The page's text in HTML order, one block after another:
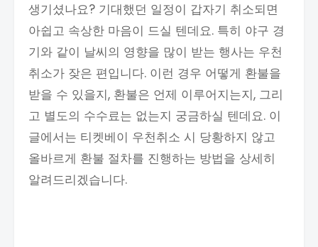
생기셨나요? 기대했던 일정이 갑자기 취소되면
아쉽고 속상한 마음이 드실 텐데요. 특히 야구 경
기와 같이 날씨의 영향을 많이 받는 행사는 우천
취소가 잦은 편입니다. 이런 경우 어떻게 환불을
받을 수 있을지, 환불은 언제 이루어지는지, 그리
고 별도의 수수료는 없는지 궁금하실 텐데요. 이
글에서는 티켓베이 우천취소 시 당황하지 않고
올바르게 환불 절차를 진행하는 방법을 상세히
알려드리겠습니다.